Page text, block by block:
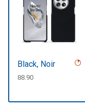
Black, Noir
CHF
88.90